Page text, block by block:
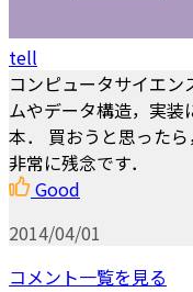
tell
コンピュータサイエ
ムやデータ構造，実装
本． 買おうと思った
非常に残念です．
Good
2014/04/01
コメント一覧を見る